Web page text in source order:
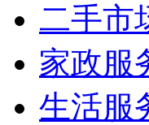
二手市
家政服
生活服